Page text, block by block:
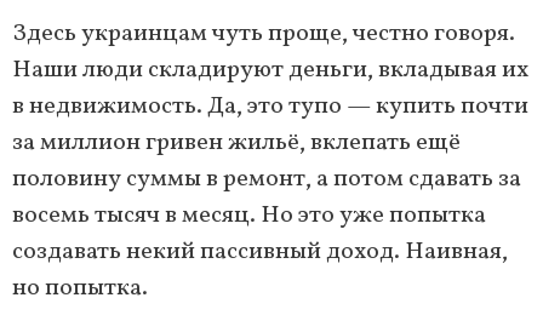
Здесь украинцам чуть проще, честно говоря.
Наши люди складируют деньги, вкладывая их
в недвижимость. Да, это тупо — купить почти
за миллион гривен жильё, вклепать ещё
половину суммы в ремонт, а потом сдавать за
восемь тысяч в месяц. Но это уже попытка
создавать некий пассивный доход. Наивная,
но попытка.